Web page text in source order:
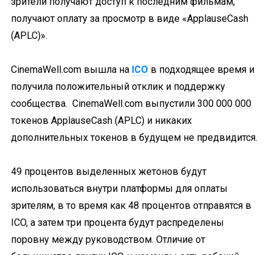
получают оплату за просмотр в виде «ApplauseCash
(APLC)».
CinemaWell.com вышла на ICO в подходящее время и
получила положительный отклик и поддержку
сообщества. CinemaWell.com выпустили 300 000 000
токенов ApplauseCash (APLC) и никаких
дополнительных токенов в будущем не предвидится.
49 процентов выделенных жетонов будут
использоваться внутри платформы для оплаты
зрителям, в то время как 48 процентов отправятся в
ICO, а затем три процента будут распределены
поровну между руководством. Отличие от